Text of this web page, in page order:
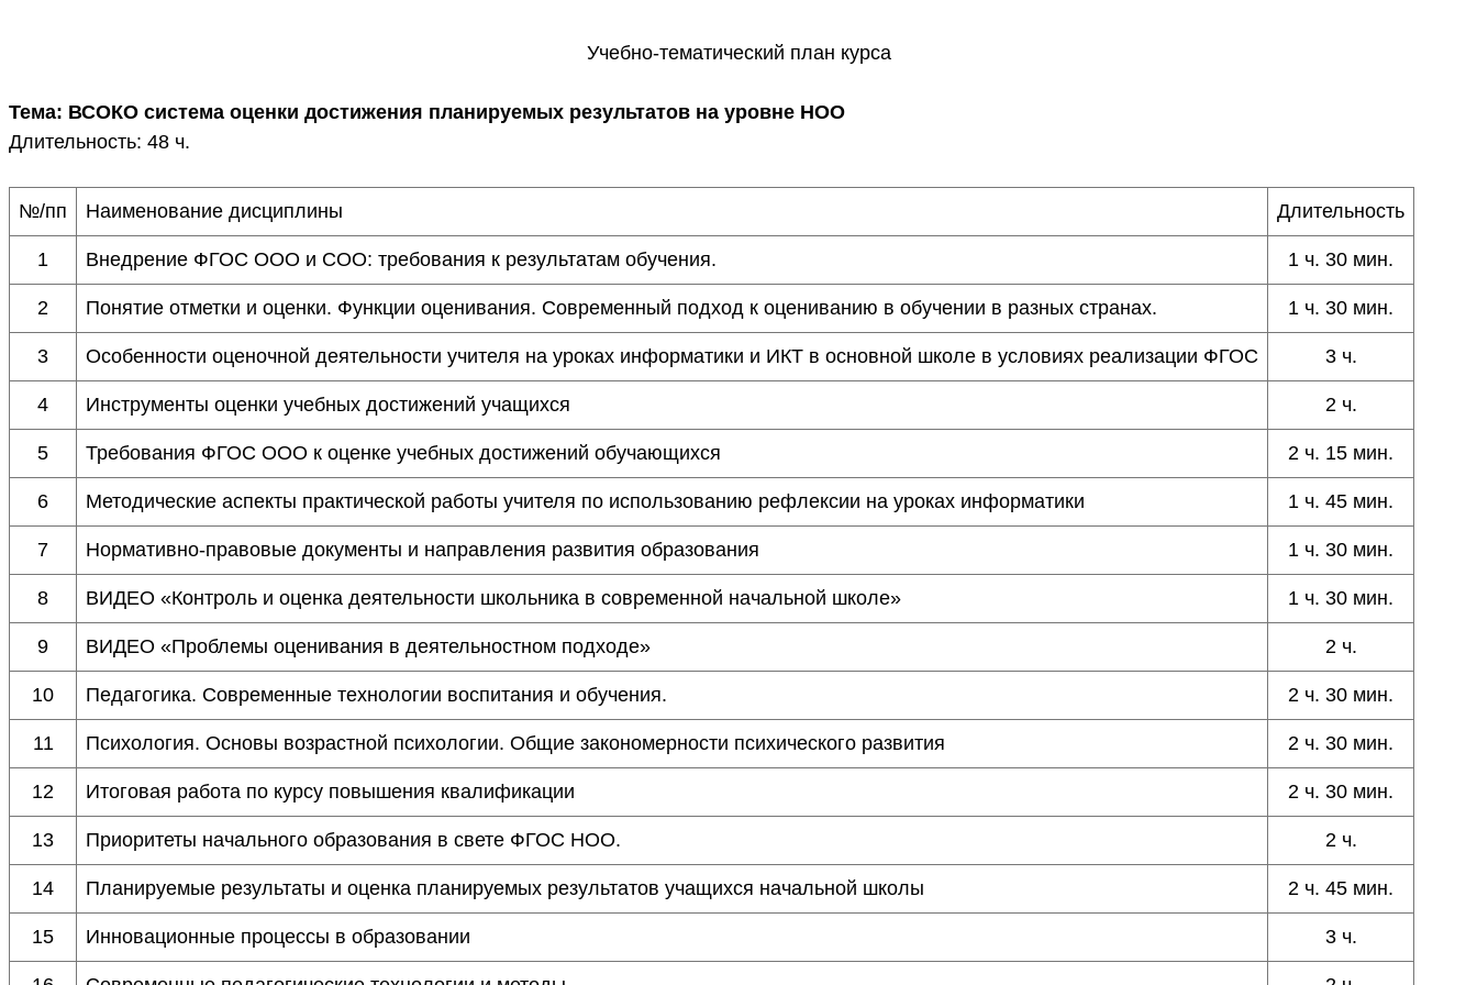
Учебно-тематический план курса
Тема: ВСОКО система оценки достижения планируемых результатов на уровне НОО
Длительность: 48 ч.
№/пп Наименование дисциплины Длительность
1 Внедрение ФГОС ООО и СОО: требования к результатам обучения. 1 ч. 30 мин.
2 Понятие отметки и оценки. Функции оценивания. Современный подход к оцениванию в обучении в разных странах. 1 ч. 30 мин.
3 Особенности оценочной деятельности учителя на уроках информатики и ИКТ в основной школе в условиях реализации ФГОС 3 ч.
4 Инструменты оценки учебных достижений учащихся 2 ч.
5 Требования ФГОС ООО к оценке учебных достижений обучающихся 2 ч. 15 мин.
6 Методические аспекты практической работы учителя по использованию рефлексии на уроках информатики 1 ч. 45 мин.
7 Нормативно-правовые документы и направления развития образования 1 ч. 30 мин.
8 ВИДЕО «Контроль и оценка деятельности школьника в современной начальной школе» 1 ч. 30 мин.
9 ВИДЕО «Проблемы оценивания в деятельностном подходе» 2 ч.
10 Педагогика. Современные технологии воспитания и обучения. 2 ч. 30 мин.
11 Психология. Основы возрастной психологии. Общие закономерности психического развития 2 ч. 30 мин.
12 Итоговая работа по курсу повышения квалификации 2 ч. 30 мин.
13 Приоритеты начального образования в свете ФГОС НОО. 2 ч.
14 Планируемые результаты и оценка планируемых результатов учащихся начальной школы 2 ч. 45 мин.
15 Инновационные процессы в образовании 3 ч.